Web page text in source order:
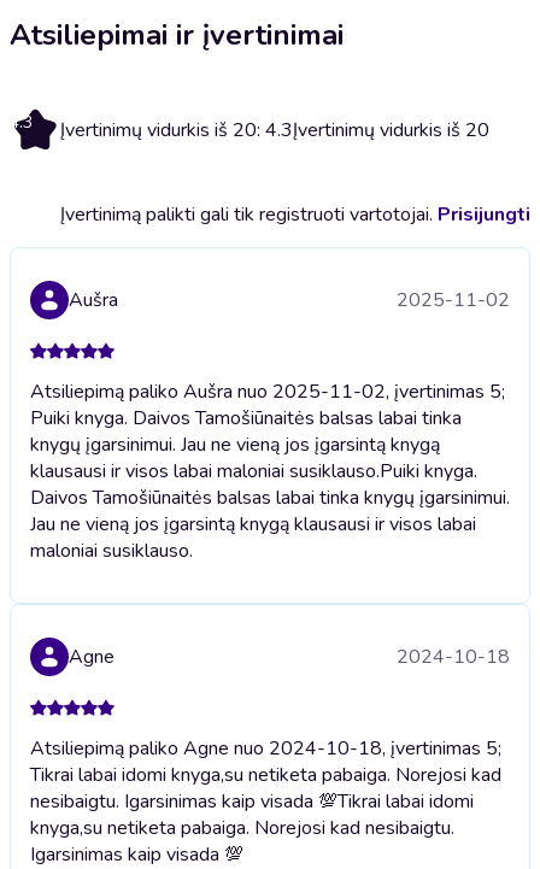
Atsiliepimai ir įvertinimai
4.3 Įvertinimų vidurkis iš 20: 4.3Įvertinimų vidurkis iš 20
Įvertinimą palikti gali tik registruoti vartotojai. Prisijungti
Aušra 2025-11-02
Atsiliepimą paliko Aušra nuo 2025-11-02, įvertinimas 5;
Puiki knyga. Daivos Tamošiūnaitės balsas labai tinka
knygų įgarsinimui. Jau ne vieną jos įgarsintą knygą
klausausi ir visos labai maloniai susiklauso.Puiki knyga.
Daivos Tamošiūnaitės balsas labai tinka knygų įgarsinimui.
Jau ne vieną jos įgarsintą knygą klausausi ir visos labai
maloniai susiklauso.
Agne 2024-10-18
Atsiliepimą paliko Agne nuo 2024-10-18, įvertinimas 5;
Tikrai labai idomi knyga,su netiketa pabaiga. Norejosi kad
nesibaigtu. Igarsinimas kaip visada 💯Tikrai labai idomi
knyga,su netiketa pabaiga. Norejosi kad nesibaigtu.
Igarsinimas kaip visada 💯